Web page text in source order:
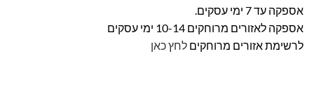
אספקה עד 7 ימי עסקים.
אספקה לאזורים מרוחקים 10-14 ימי עסקים
לרשימת אזורים מרוחקים לחץ כאן